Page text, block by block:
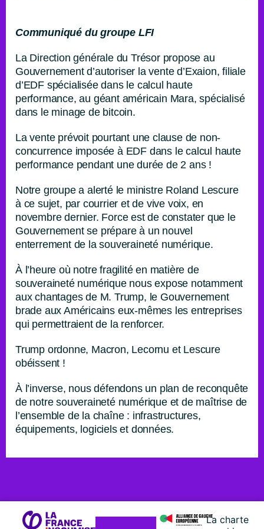
Communiqué du groupe LFI
La Direction générale du Trésor propose au
Gouvernement d’autoriser la vente d’Exaion, filiale
d’EDF spécialisée dans le calcul haute
performance, au géant américain Mara, spécialisé
dans le minage de bitcoin.
La vente prévoit pourtant une clause de non-
concurrence imposée à EDF dans le calcul haute
performance pendant une durée de 2 ans !
Notre groupe a alerté le ministre Roland Lescure
à ce sujet, par courrier et de vive voix, en
novembre dernier. Force est de constater que le
Gouvernement se prépare à un nouvel
enterrement de la souveraineté numérique.
À l’heure où notre fragilité en matière de
souveraineté numérique nous expose notamment
aux chantages de M. Trump, le Gouvernement
brade aux Américains eux-mêmes les entreprises
qui permettraient de la renforcer.
Trump ordonne, Macron, Lecornu et Lescure
obéissent !
À l’inverse, nous défendons un plan de reconquête
de notre souveraineté numérique et de maîtrise de
l’ensemble de la chaîne : infrastructures,
équipements, logiciels et données.
La charte